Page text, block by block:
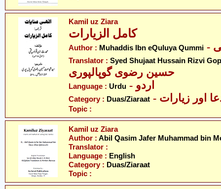
Kamil uz Ziara
کامل الزیارات
Author : Muhaddis Ibn eQuluya Qummi
Translator : Syed Shujaat Hussain Rizvi
حسین رضوی گوپالپوری
Language : Urdu - اردو
Category : Duas/Ziaraat اور زیارات
Topic :
Kamil uz Ziara
Author : Abil Qasim Jafer Muhammad bin
Translator :
Language : English
Category : Duas/Ziaraat
Topic :